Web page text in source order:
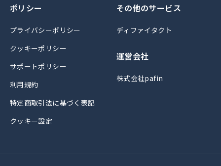
ポリシー
プライバシーポリシー
クッキーポリシー
サポートポリシー
利用規約
特定商取引法に基づく表記
クッキー設定
その他のサービス
ディファイタクト
運営会社
株式会社pafin